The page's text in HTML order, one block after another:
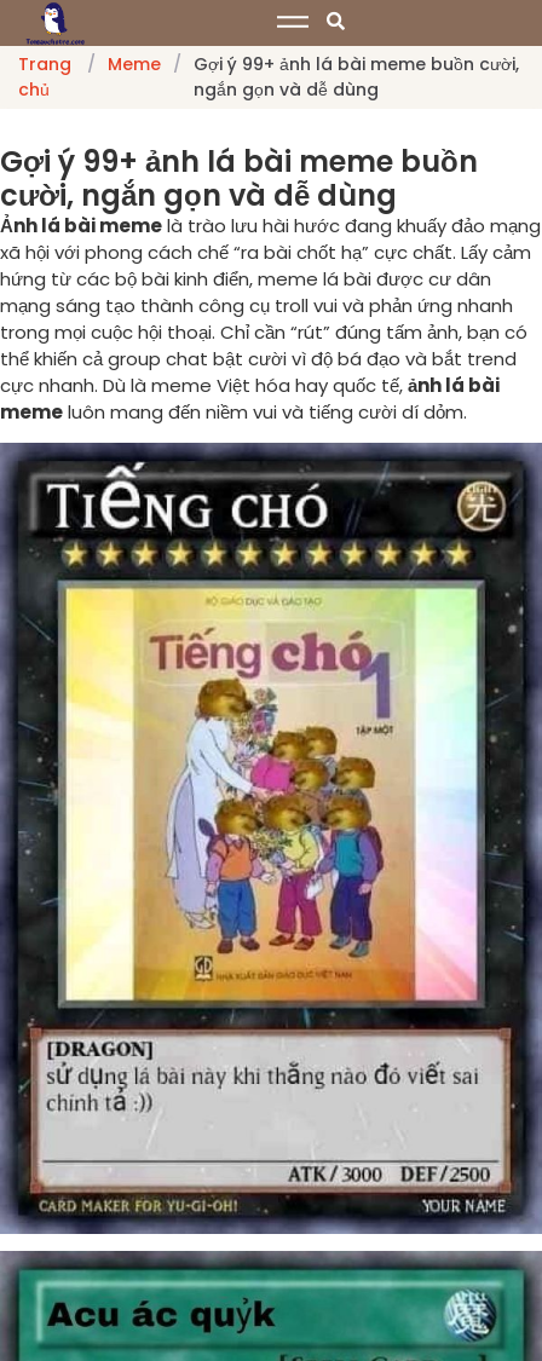
Trang
chủ
/ Meme / Gợi ý 99+ ảnh lá bài meme buồn cười,
ngắn gọn và dễ dùng
Gợi ý 99+ ảnh lá bài meme buồn
cười, ngắn gọn và dễ dùng
Ảnh lá bài memelà trào lưu hài hước đang khuấy đảo mạng
xã hội với phong cách chế “ra bài chốt hạ” cực chất. Lấy cảm
hứng từ các bộ bài kinh điển, meme lá bài được cư dân
mạng sáng tạo thành công cụ troll vui và phản ứng nhanh
trong mọi cuộc hội thoại. Chỉ cần “rút” đúng tấm ảnh, bạn có
thể khiến cả group chat bật cười vì độ bá đạo và bắt trend
cực nhanh. Dù là meme Việt hóa hay quốc tế,ảnh lá bài
memeluôn mang đến niềm vui và tiếng cười dí dỏm.